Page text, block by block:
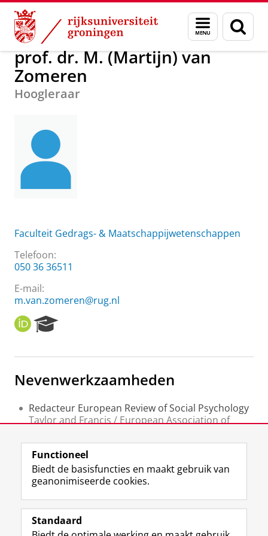
Skip
Content
Skip
Navigation
Menu
en
zoeken
Over ons prof. dr. M. (Martijn) van Zomeren
prof. dr. M. (Martijn) van
Zomeren
Hoogleraar
Faculteit Gedrags- & Maatschappijwetenschappen
Telefoon:
050 36 36511
E-mail:
m.van.zomeren@rug.nl
O
R
I
e
r
h
P
r
t
a
l
Nevenwerkzaamheden
Redacteur European Review of Social Psychology
Taylor and Francis / European Association of
Book series editor (Routledge)
Routledge
Volg de RUG
F
a
L
i
R
S
I
n
Y
o
Functioneel
Biedt de basisfuncties en maakt gebruik van
geanonimiseerde cookies.
Standaard